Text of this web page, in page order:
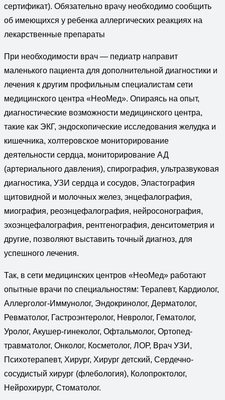
сертификат). Обязательно врачу необходимо сообщить
об имеющихся у ребенка аллергических реакциях на
лекарственные препараты
При необходимости врач — педиатр направит
маленького пациента для дополнительной диагностики и
лечения к другим профильным специалистам сети
медицинского центра «НеоМед». Опираясь на опыт,
диагностические возможности медицинского центра,
такие как ЭКГ, эндоскопические исследования желудка и
кишечника, холтеровское мониторирование
деятельности сердца, мониторирование АД
(артериального давления), спирография, ультразвуковая
диагностика, УЗИ сердца и сосудов, Эластография
щитовидной и молочных желез, энцефалография,
миография, реоэнцефалография, нейросонография,
эхоэнцефалография, рентгенография, денситометрия и
другие, позволяют выставить точный диагноз, для
успешного лечения.
Так, в сети медицинских центров «НеоМед» работают
опытные врачи по специальностям: Терапевт, Кардиолог,
Аллерголог-Иммунолог, Эндокринолог, Дерматолог,
Ревматолог, Гастроэнтеролог, Невролог, Гематолог,
Уролог, Акушер-гинеколог, Офтальмолог, Ортопед-
травматолог, Онколог, Косметолог, ЛОР, Врач УЗИ,
Психотерапевт, Хирург, Хирург детский, Сердечно-
сосудистый хирург (флебология), Колопроктолог,
Нейрохирург, Стоматолог.